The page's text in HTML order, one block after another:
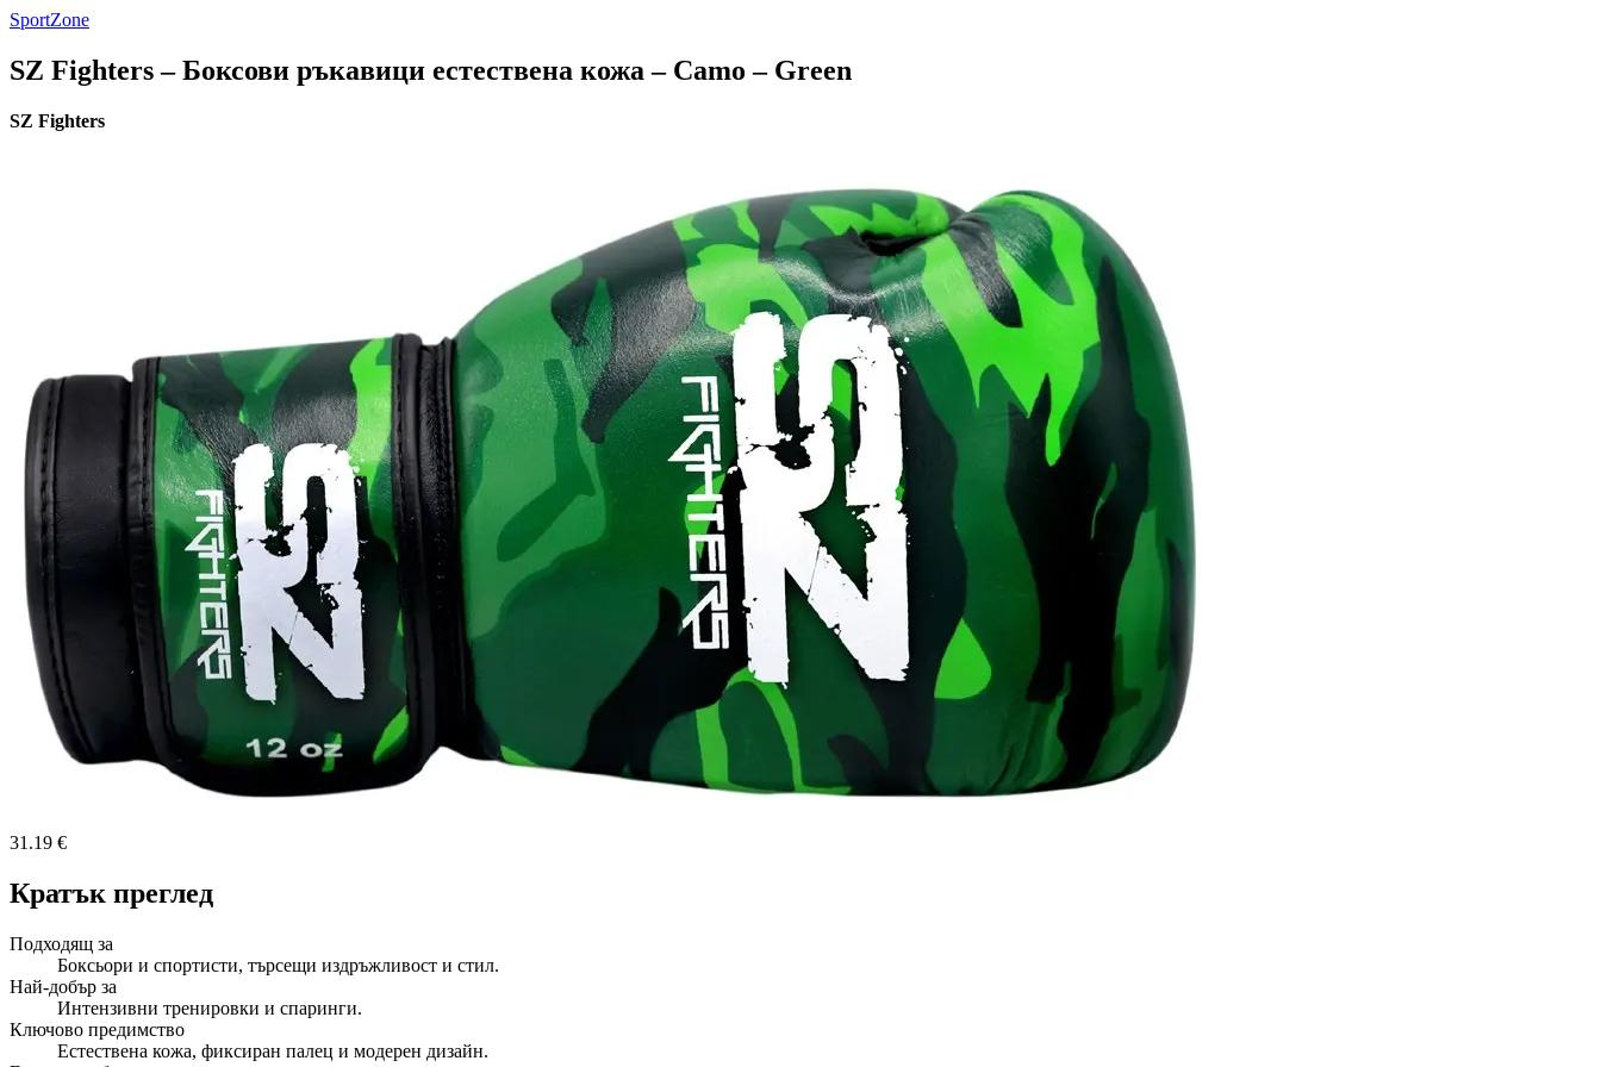
SportZone
SZ Fighters – Боксови ръкавици естествена кожа – Camo – Green
SZ Fighters
31.19 €
Кратък преглед
Подходящ за
Боксьори и спортисти, търсещи издръжливост и стил.
Най-добър за
Интензивни тренировки и спаринги.
Ключово предимство
Естествена кожа, фиксиран палец и модерен дизайн.